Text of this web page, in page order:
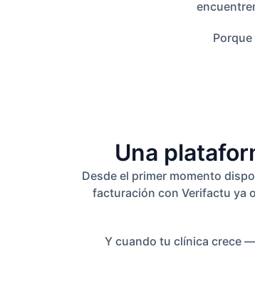
Una
Desde el primer momento
facturación con Verifactu ya
Y cuando tu clínica crece